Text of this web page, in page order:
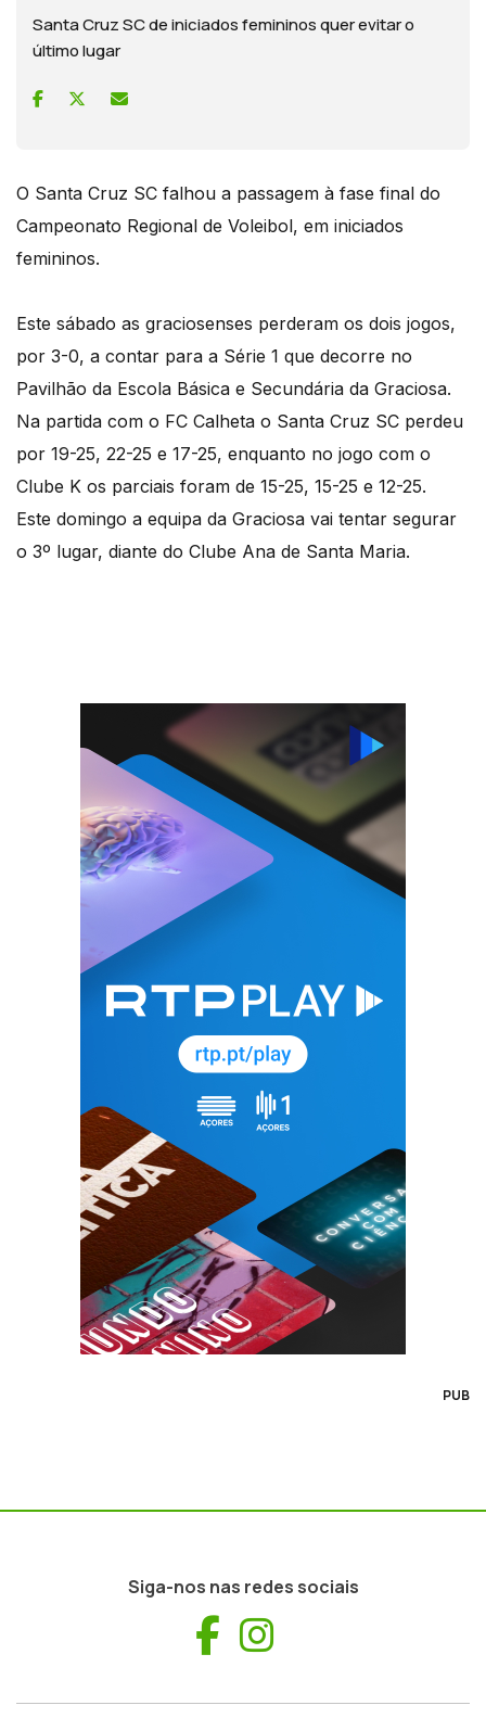
Santa Cruz SC de iniciados femininos quer evitar o
último lugar
O Santa Cruz SC falhou a passagem à fase final do
Campeonato Regional de Voleibol, em iniciados
femininos.
Este sábado as graciosenses perderam os dois jogos,
por 3-0, a contar para a Série 1 que decorre no
Pavilhão da Escola Básica e Secundária da Graciosa.
Na partida com o FC Calheta o Santa Cruz SC perdeu
por 19-25, 22-25 e 17-25, enquanto no jogo com o
Clube K os parciais foram de 15-25, 15-25 e 12-25.
Este domingo a equipa da Graciosa vai tentar segurar
o 3º lugar, diante do Clube Ana de Santa Maria.
PUB
Siga-nos nas redes sociais
Facebook